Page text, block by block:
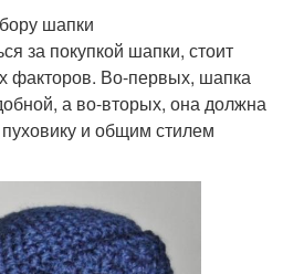
шапки
за покупкой шапки, стоит
факторов. Во-первых, шапка
а во-вторых, она должна
и общим стилем